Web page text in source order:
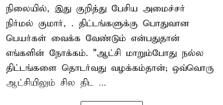
நிலையில், இது குறித்து பேசிய அமைச்சர்
நிர்மல் குமார், . திட்டங்களுக்கு பொதுவான
பெயர்கள் வைக்க வேண்டும் என்பதுதான்
எங்களின் நோக்கம். "ஆட்சி மாறும்போது நல்ல
திட்டங்களை தொடர்வது வழக்கம்தான்; ஒவ்வொரு
ஆட்சியிலும் சில திட ...